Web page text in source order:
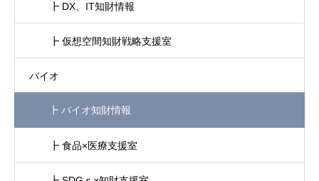
┣ DX、IT知財情報
┣ 仮想空間知財戦略支援室
バイオ
┣ バイオ知財情報
┣ 食品×医療支援室